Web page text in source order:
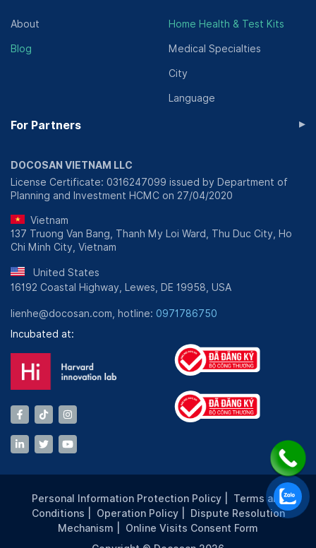
About
Blog
Home Health & Test Kits
Medical Specialties
City
Language
For Partners ▸
DOCOSAN VIETNAM LLC
License Certificate: 0316247099 issued by Department of
Planning and Investment HCMC on 27/04/2020
Vietnam
137 Truong Van Bang, Thanh My Loi Ward, Thu Duc City, Ho
Chi Minh City, Vietnam
United States
16192 Coastal Highway, Lewes, DE 19958, USA
lienhe@docosan.com, hotline: 0971786750
Incubated at:
Personal Information Protection Policy
Terms and
Conditions
Operation Policy
Dispute Resolution
Mechanism
Online Visits Consent Form